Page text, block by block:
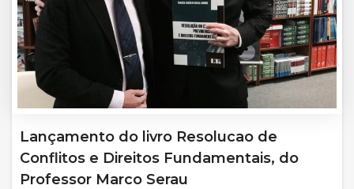
Lançamento do livro Resolucao de
Conflitos e Direitos Fundamentais, do
Professor Marco Serau